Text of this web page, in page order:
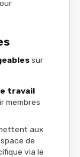
sur
travail
membres
aux
de
via le